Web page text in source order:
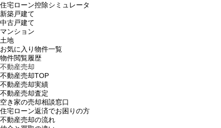
住宅ローン控除シミュレータ
新築戸建て
中古戸建て
マンション
土地
お気に入り物件一覧
物件閲覧履歴
不動産売却
不動産売却TOP
不動産売却実績
不動産売却査定
空き家の売却相談窓口
住宅ローン返済でお困りの方
不動産売却の流れ